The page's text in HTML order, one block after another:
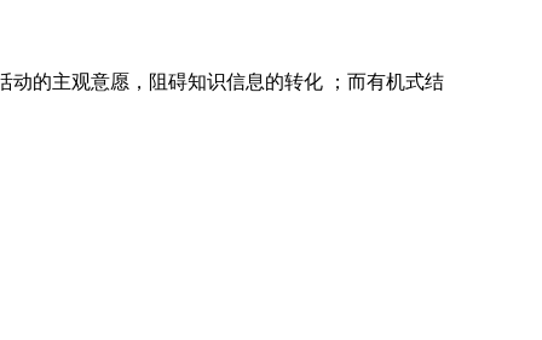
的主观意愿，阻碍知识信息的转化 ；而有机式结